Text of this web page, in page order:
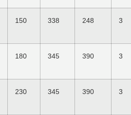
150 338 248 3
180 345 390 3
230 345 390 3